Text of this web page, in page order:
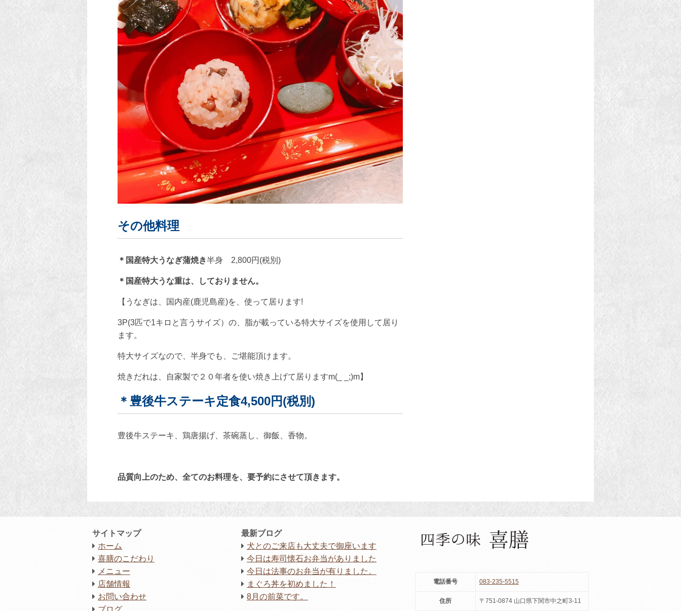
その他料理
＊国産特大うなぎ蒲焼き半身 2,800円(税別)
＊国産特大うな重は、しておりません。
【うなぎは、国内産(鹿児島産)を、使って居ります!
3P(3匹で1キロと言うサイズ）の、脂が載っている特大サイズを使用して居り
ます。
特大サイズなので、半身でも、ご堪能頂けます。
焼きだれは、自家製で２０年者を使い焼き上げて居りますm(_ _;)m】
＊豊後牛ステーキ定食4,500円(税別)
豊後牛ステーキ、鶏唐揚げ、茶碗蒸し、御飯、香物。
品質向上のため、全てのお料理を、要予約にさせて頂きます。
サイトマップ
ホーム
喜膳のこだわり
メニュー
店舗情報
お問い合わせ
ブログ
最新ブログ
犬とのご来店も大丈夫で御座います
今日は寿司懐石お弁当がありました
今日は法事のお弁当が有りました。
まぐろ丼を初めました！
8月の前菜です。
電話番号 083-235-5515
住所 〒751-0874 山口県下関市中之町3-11